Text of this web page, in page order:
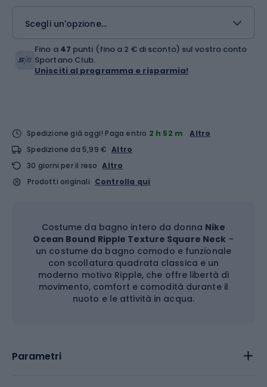
Scegli un'opzione...
Fino a 47 punti (fino a 2 € di sconto) sul vostro conto
Sportano Club.
Unisciti al programma e risparmia!
Spedizione già oggi! Paga entro 2 h 52 m
Altro
Spedizione da 5,99 € Altro
30 giorni per il reso Altro
Prodotti originali Controlla qui
Costume da bagno intero da donna Nike
Ocean Bound Ripple Texture Square Neck –
un costume da bagno comodo e funzionale
con scollatura quadrata classica e un
moderno motivo Ripple, che offre libertà di
movimento, comfort e comodità durante il
nuoto e le attività in acqua.
Parametri